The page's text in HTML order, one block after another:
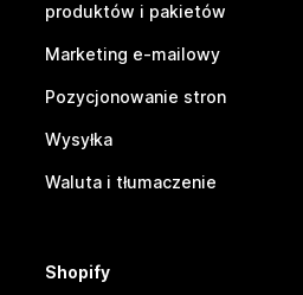
produktów i pakietów
Marketing e-mailowy
Pozycjonowanie stron
Wysyłka
Waluta i tłumaczenie
Shopify